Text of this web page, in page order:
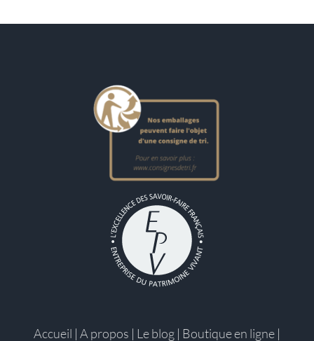
Accueil | A propos | Le blog | Boutique en ligne |